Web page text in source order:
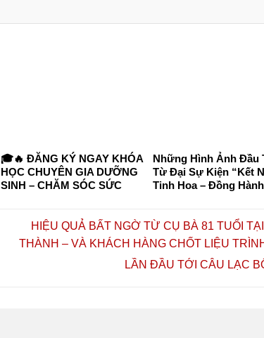
🎓🔥 ĐĂNG KÝ NGAY KHÓA
HỌC CHUYÊN GIA DƯỠNG
SINH – CHĂM SÓC SỨC
Những Hình Ảnh Đầu
Từ Đại Sự Kiện “Kết
Tinh Hoa – Đồng
HIỆU QUẢ BẤT NGỜ TỪ CỤ BÀ 81 TUỔI
THÀNH – VÀ KHÁCH HÀNG CHỐT LIỆU
LẦN ĐẦU TỚI CÂU LẠC